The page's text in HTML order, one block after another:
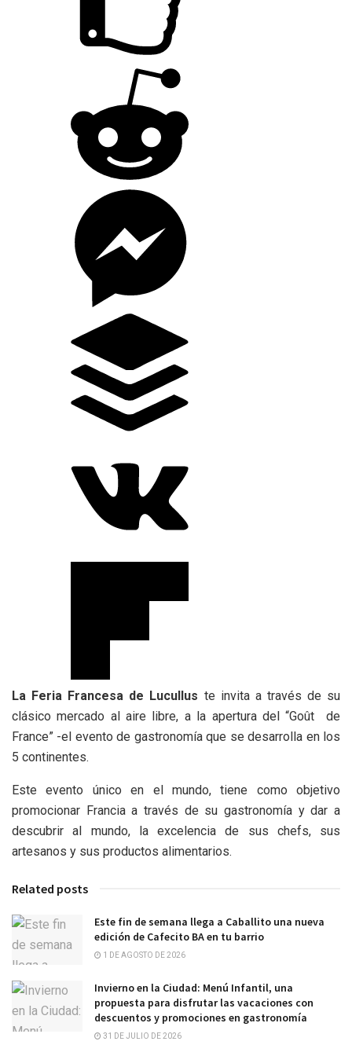
La Feria Francesa de Lucullus te invita a través de su
clásico mercado al aire libre, a la apertura del “Goût de
France” -el evento de gastronomía que se desarrolla en los
5 continentes.
Este evento único en el mundo, tiene como objetivo
promocionar Francia a través de su gastronomía y dar a
descubrir al mundo, la excelencia de sus chefs, sus
artesanos y sus productos alimentarios.
Related posts
Este fin de semana llega a Caballito una nueva
edición de Cafecito BA en tu barrio
1 DE AGOSTO DE 2026
Invierno en la Ciudad: Menú Infantil, una
propuesta para disfrutar las vacaciones con
descuentos y promociones en gastronomía
31 DE JULIO DE 2026